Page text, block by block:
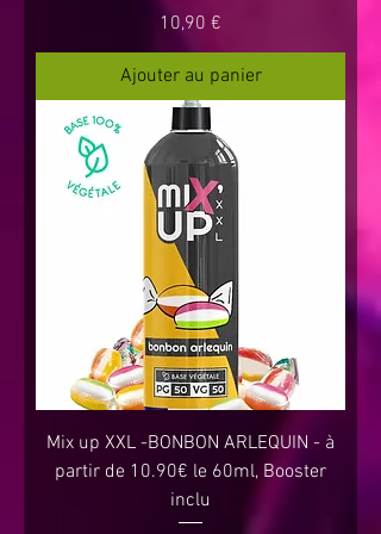
Prix
10,90 €
Ajouter au panier
Mix up XXL -BONBON ARLEQUIN - à
partir de 10.90€ le 60ml, Booster
inclu